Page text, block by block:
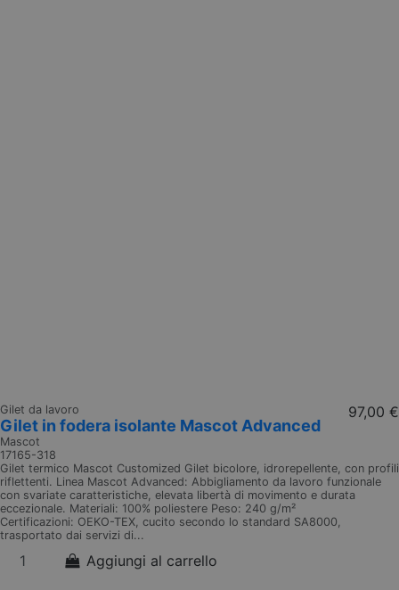
Gilet da lavoro
Gilet in fodera isolante Mascot Advanced
Mascot
17165-318
97,00 €
Gilet termico Mascot Customized Gilet bicolore, idrorepellente, con profili
riflettenti. Linea Mascot Advanced: Abbigliamento da lavoro funzionale
con svariate caratteristiche, elevata libertà di movimento e durata
eccezionale. Materiali: 100% poliestere Peso: 240 g/m²
Certificazioni: OEKO-TEX, cucito secondo lo standard SA8000,
trasportato dai servizi di...
Aggiungi al carrello